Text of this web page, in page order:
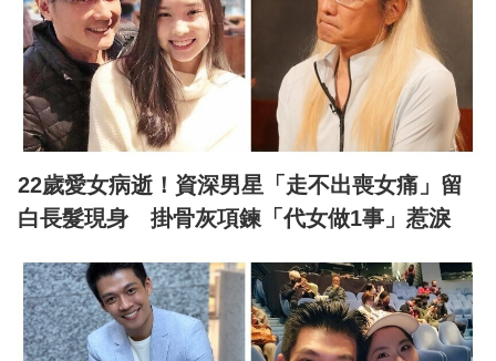
22歲愛女病逝！資深男星「走不出喪女痛」留
白長髮現身 掛骨灰項鍊「代女做1事」惹淚